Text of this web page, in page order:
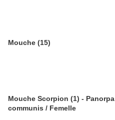
Mouche (15)
Mouche Scorpion (1) - Panorpa
communis / Femelle